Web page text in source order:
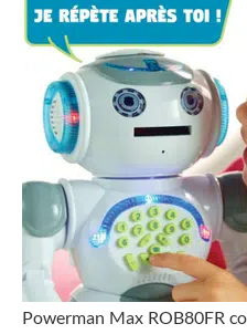
Powerman Max ROB80FR